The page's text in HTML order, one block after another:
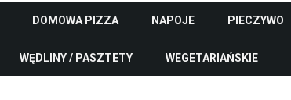
DOMOWA PIZZA NAPOJE PIECZYWO
WĘDLINY / PASZTETY WEGETARIAŃSKIE